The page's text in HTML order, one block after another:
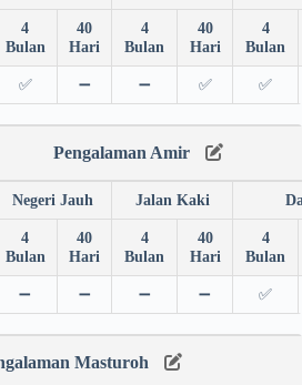
4
Bulan
40
Hari
4
Bulan
40
Hari
4
Bulan
✅ ➖ ➖ ✅ ✅
Pengalaman Amir
Negeri Jauh Jalan Kaki
4
Bulan
40
Hari
4
Bulan
40
Hari
4
Bulan
➖ ➖ ➖ ➖ ✅
Masturoh